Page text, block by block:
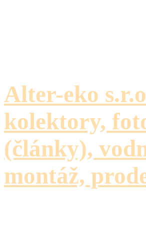
Alter-eko
kolektory,
(články),
montáž,